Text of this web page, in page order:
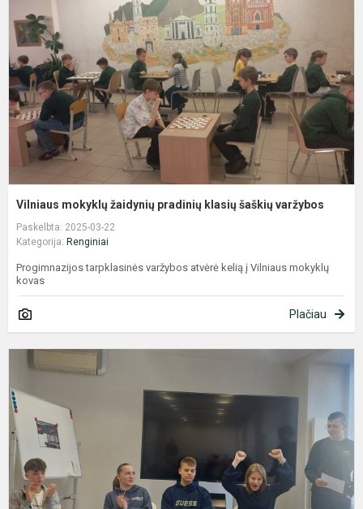
Vilniaus mokyklų žaidynių pradinių klasių šaškių varžybos
Paskelbta: 2025-03-22
Kategorija: Renginiai
Progimnazijos tarpklasinės varžybos atvėrė kelią į Vilniaus mokyklų
kovas
Plačiau